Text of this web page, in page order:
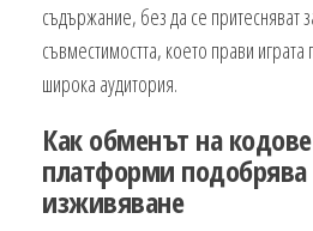
съдържание, без да се притесняват
съвместимостта, което прави
широка аудитория.
Как обменът на
платформи подобрява
изживяване